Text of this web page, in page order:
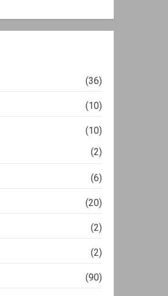
(36)
(10)
(10)
(2)
(6)
(20)
(2)
(2)
(90)